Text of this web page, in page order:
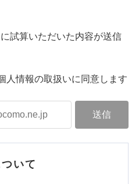
試算いただいた内容が送信
人情報の取扱いに同意します
いて